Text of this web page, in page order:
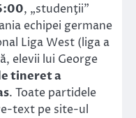
, „studenţii”
echipei germane
Liga West (liga a
elevii lui George
tineret a
. Toate partidele
text pe site-ul